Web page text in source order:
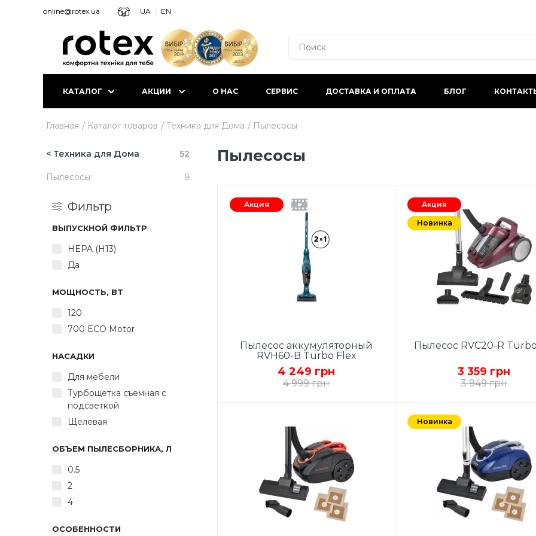
online@rotex.ua UA EN
КАТАЛОГ АКЦИИ О НАС СЕРВИС ДОСТАВКА И ОПЛАТА БЛОГ
Главная Каталог товаров Техника для Дома Пылесосы
< Техника для Дома 52
Пылесосы 9
Фильтр
ВЫПУСКНОЙ ФИЛЬТР
HEPA (H13)
Да
МОЩНОСТЬ, ВТ
120
700 ECO Motor
НАСАДКИ
Для мебели
Турбощетка съемная с
подсветкой
Щелевая
ОБЪЕМ ПЫЛЕСБОРНИКА, Л
0.5
2
4
ОСОБЕННОСТИ
Пылесосы
Акция
Пылесос аккумуляторный
RVH60-B Turbo Flex
4 249 грн
4 999 грн
мощность 120 Вт, мощность
всасывания 45 Вт,
пылесборник: контейнер
объемом 0,5 л, HEPA фильтр,
аккумулятор Li-Ion
22.2V,2200mAh, время зарядки
4 часа, индикатор зарядки,
время работы от аккумулятора
Акция
Новинка
Пылесос RVC20-R
3 359 грн
3 949 грн
Мощность 700 Вт ECO
MOTOR, Класс
энергопотребления A,
контейнера 4 л,
мощности на корпусе,
Металлическая
телескопическая трубка,
Высокоэффективная
переключателем “ковер/
Новинка